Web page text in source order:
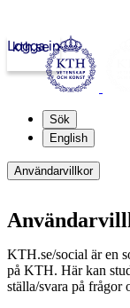
kth.se
Logga in
Sök
English
Användarvillkor
KTH.se/social är en
på KTH. Här kan
ställa/svara på frågor